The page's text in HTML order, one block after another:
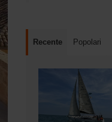
Recente Popolari